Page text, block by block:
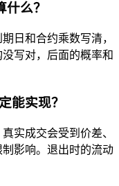
么？
日和合约乘数写清，
写对，后面的概率和
能实现？
实成交会受到价差、
影响。退出时的流动